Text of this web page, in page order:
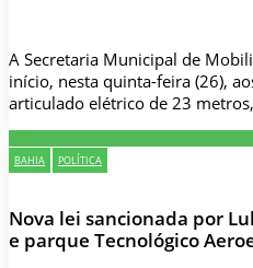
A Secretaria Municipal de
início, nesta quinta-feira (26),
articulado elétrico de 23
BAHIA POLÍTICA
Nova lei sancionada por
e parque Tecnológico